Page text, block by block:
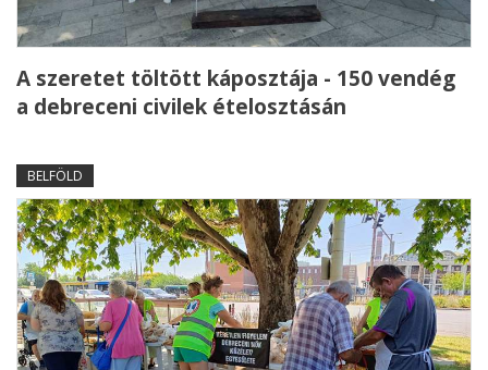
A szeretet töltött káposztája - 150 vendég
a debreceni civilek ételosztásán
BELFÖLD